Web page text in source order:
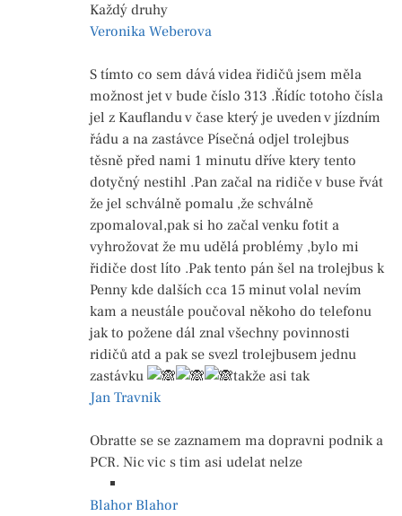
Každý druhy
Veronika Weberova
S tímto co sem dává videa řidičů jsem měla
možnost jet v bude číslo 313 .Řídíc totoho čísla
jel z Kauflandu v čase který je uveden v jízdním
řádu a na zastávce Písečná odjel trolejbus
těsně před nami 1 minutu dříve ktery tento
dotyčný nestihl .Pan začal na ridiče v buse řvát
že jel schválně pomalu ,že schválně
zpomaloval,pak si ho začal venku fotit a
vyhrožovat že mu udělá problémy ,bylo mi
řidiče dost líto .Pak tento pán šel na trolejbus k
Penny kde dalších cca 15 minut volal nevím
kam a neustále poučoval někoho do telefonu
jak to požene dál znal všechny povinnosti
ridičů atd a pak se svezl trolejbusem jednu
zastávku
takže asi tak
Jan Travnik
Obratte se se zaznamem ma dopravni podnik a
PCR. Nic vic s tim asi udelat nelze
Blahor Blahor